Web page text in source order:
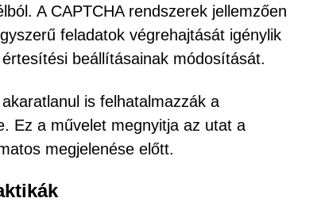
A CAPTCHA rendszerek jellemzően
feladatok végrehajtását igénylik
beállításainak módosítását.
is felhatalmazzák a
Ez a művelet megnyitja az utat a
megjelenése előtt.